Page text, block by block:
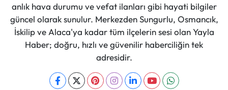
anlık hava durumu ve vefat ilanları gibi hayati bilgiler
güncel olarak sunulur. Merkezden Sungurlu, Osmancık,
İskilip ve Alaca'ya kadar tüm ilçelerin sesi olan Yayla
Haber; doğru, hızlı ve güvenilir haberciliğin tek
adresidir.